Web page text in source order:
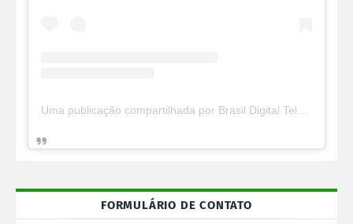
FORMULÁRIO DE CONTATO